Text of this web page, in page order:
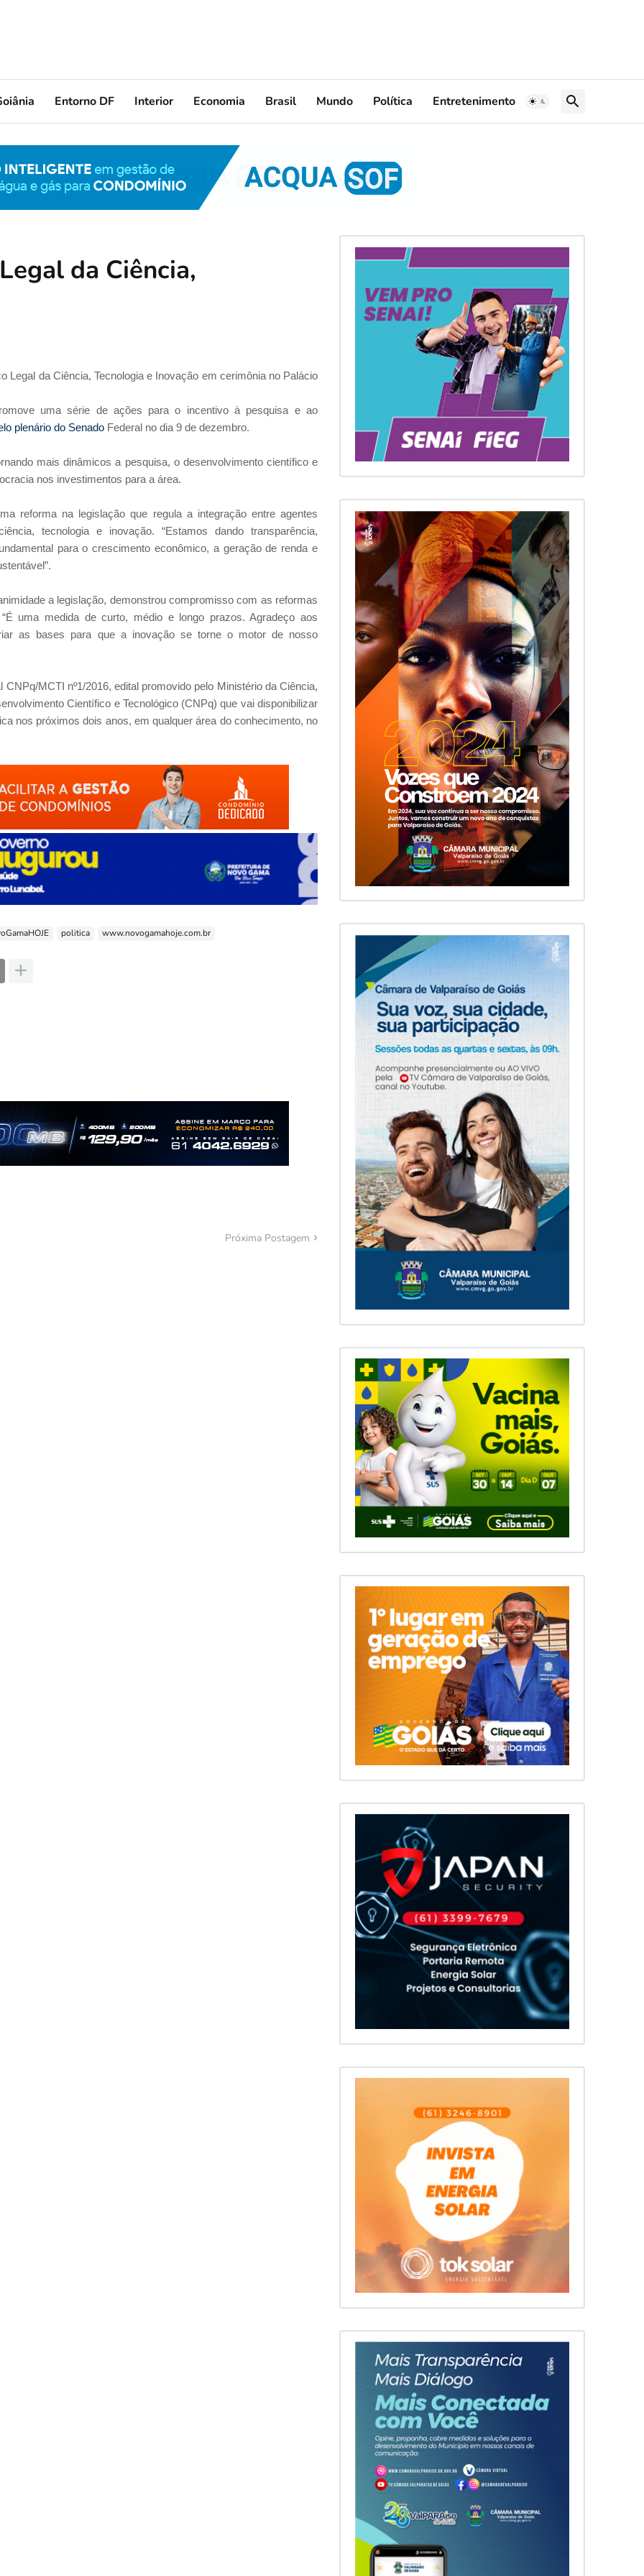
Entorno DF Interior Economia Brasil Mundo Política Entretenimento
da Ciência,
Legal da Ciência, Tecnologia e Inovação em cerimônia no Palácio
uma série de ações para o incentivo à pesquisa e ao
plenário do Senado Federal no dia 9 de dezembro.
mais dinâmicos a pesquisa, o desenvolvimento científico e
nos investimentos para a área.
reforma na legislação que regula a integração entre agentes
tecnologia e inovação. “Estamos dando transparência,
para o crescimento econômico, a geração de renda e
a legislação, demonstrou compromisso com as reformas
uma medida de curto, médio e longo prazos. Agradeço aos
as bases para que a inovação se torne o motor de nosso
MCTI nº1/2016, edital promovido pelo Ministério da Ciência,
Científico e Tecnológico (CNPq) que vai disponibilizar
nos próximos dois anos, em qualquer área do conhecimento, no
politica www.novogamahoje.com.br
Próxima Postagem